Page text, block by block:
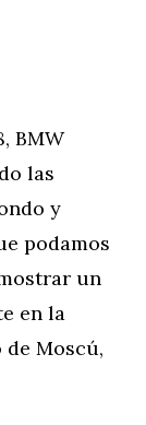
BMW
las
y
podamos
un
en la
Moscú,